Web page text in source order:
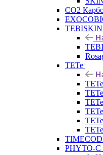
CO2
TEBISKIN
TETe
TETe
PHYTO-C